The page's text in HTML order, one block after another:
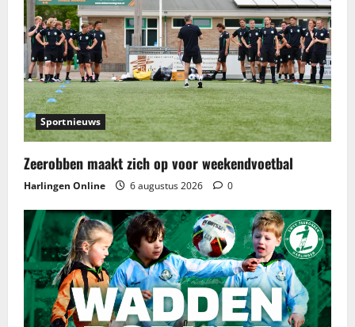
Sportnieuws
Zeerobben maakt zich op voor weekendvoetbal
Harlingen Online 6 augustus 2026 0